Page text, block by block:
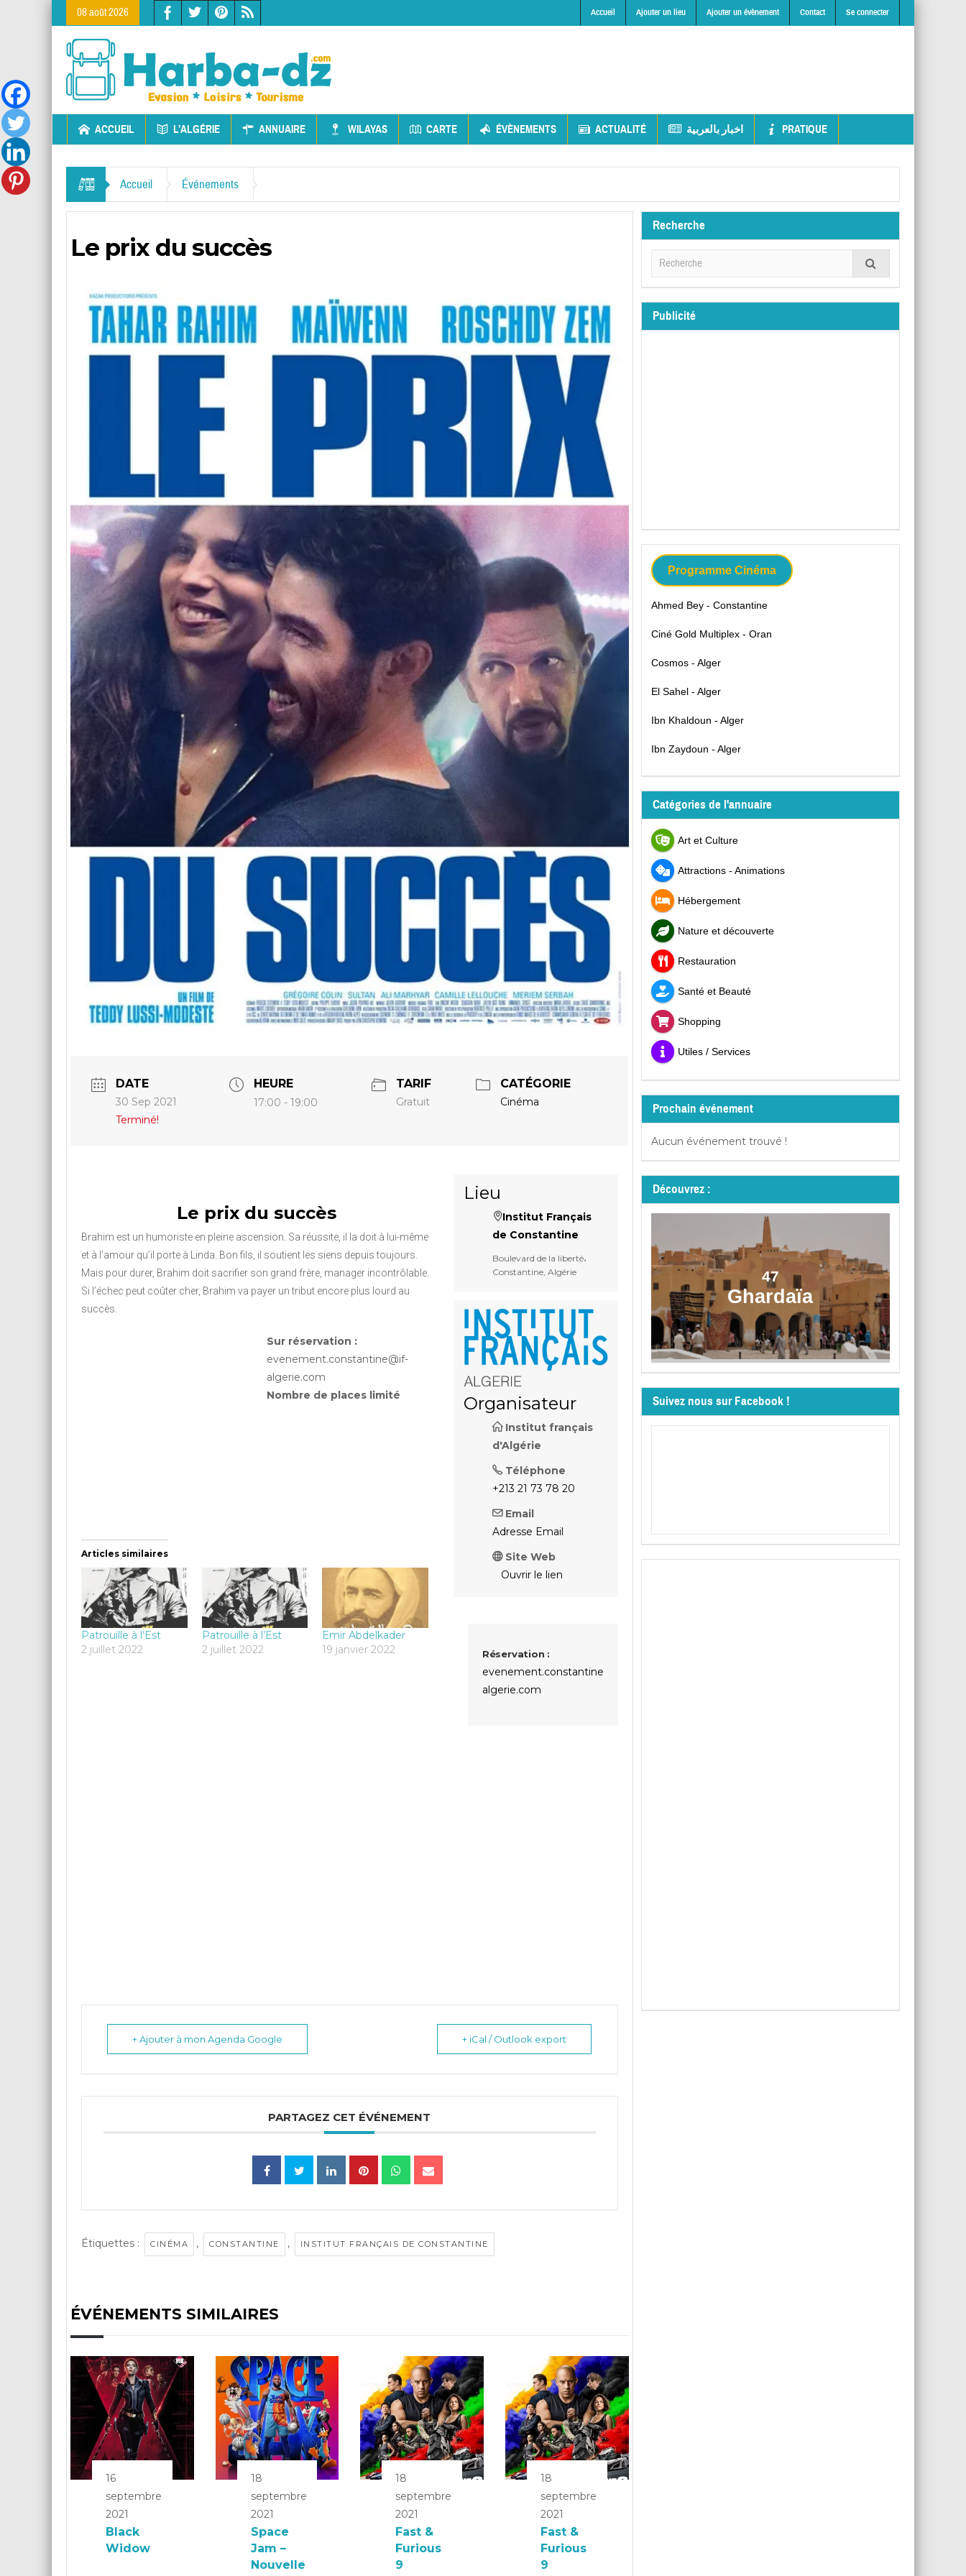
08 août 2026 Accueil Ajouter un lieu Ajouter un évènement Contact Se connecter
ACCUEIL L’ALGÉRIE ANNUAIRE WILAYAS CARTE ÉVÈNEMENTS ACTUALITÉ اخبار بالعربية PRATIQUE
Accueil Événements
Le prix du succès
DATE
30 Sep 2021
Terminé!
HEURE
17:00 - 19:00
TARIF
Gratuit
CATÉGORIE
Cinéma
Le prix du succès
Brahim est un humoriste en pleine ascension. Sa réussite, il la doit à lui-même
et à l’amour qu’il porte à Linda. Bon fils, il soutient les siens depuis toujours.
Mais pour durer, Brahim doit sacrifier son grand frère, manager incontrôlable.
Si l’échec peut coûter cher, Brahim va payer un tribut encore plus lourd au
succès.
Sur réservation :
evenement.constantine@if-
algerie.com
Nombre de places limité
Articles similaires
Patrouille à l’Est
2 juillet 2022
Patrouille à l’Est
2 juillet 2022
Emir Abdelkader
19 janvier 2022
Lieu
Institut Français
de Constantine
Boulevard de la liberté،
Constantine, Algérie
Organisateur
Institut français
d'Algérie
Téléphone
+213 21 73 78 20
Email
Adresse Email
Site Web
Ouvrir le lien
Réservation :
evenement.constantine@if-
algerie.com
+ Ajouter à mon Agenda Google + iCal / Outlook export
PARTAGEZ CET ÉVÉNEMENT
Étiquettes : CINÉMA , CONSTANTINE , INSTITUT FRANÇAIS DE CONSTANTINE
ÉVÉNEMENTS SIMILAIRES
16
septembre
2021
Black
Widow
18
septembre
2021
Space
Jam –
Nouvelle
18
septembre
2021
Fast &
Furious
9
18
septembre
2021
Fast &
Furious
9
Recherche
Publicité
Programme Cinéma
Ahmed Bey - Constantine
Ciné Gold Multiplex - Oran
Cosmos - Alger
El Sahel - Alger
Ibn Khaldoun - Alger
Ibn Zaydoun - Alger
Catégories de l'annuaire
Art et Culture
Attractions - Animations
Hébergement
Nature et découverte
Restauration
Santé et Beauté
Shopping
Utiles / Services
Prochain événement
Aucun événement trouvé !
Découvrez :
47
Ghardaïa
Suivez nous sur Facebook !